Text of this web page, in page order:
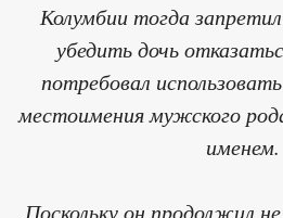
Колумбии тогда
убедить дочь
потребовал
местоимения мужского
именем.
Поскольку он продолжил